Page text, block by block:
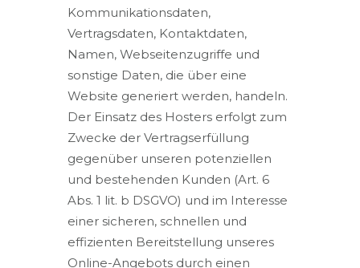
Kommunikationsdaten,
Vertragsdaten, Kontaktdaten,
Namen, Webseitenzugriffe und
sonstige Daten, die über eine
Website generiert werden, handeln.
Der Einsatz des Hosters erfolgt zum
Zwecke der Vertragserfüllung
gegenüber unseren potenziellen
und bestehenden Kunden (Art. 6
Abs. 1 lit. b DSGVO) und im Interesse
einer sicheren, schnellen und
effizienten Bereitstellung unseres
Online-Angebots durch einen